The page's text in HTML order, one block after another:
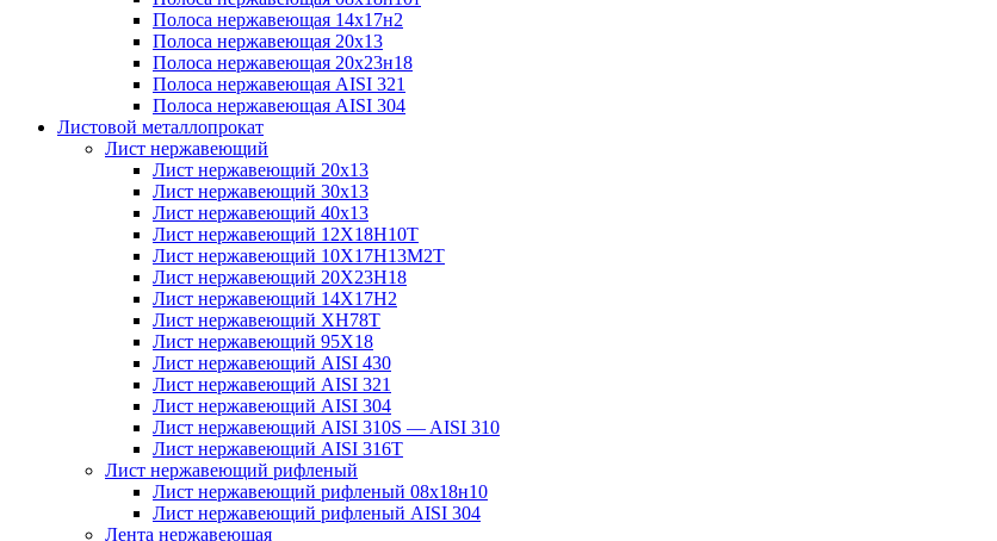
Полоса нержавеющая 14х17н2
Полоса нержавеющая 20х13
Полоса нержавеющая 20х23н18
Полоса нержавеющая AISI 321
Полоса нержавеющая AISI 304
Листовой металлопрокат
Лист нержавеющий
Лист нержавеющий 20х13
Лист нержавеющий 30х13
Лист нержавеющий 40х13
Лист нержавеющий 12Х18Н10Т
Лист нержавеющий 10Х17Н13М2T
Лист нержавеющий 20Х23Н18
Лист нержавеющий 14Х17Н2
Лист нержавеющий ХН78Т
Лист нержавеющий 95Х18
Лист нержавеющий AISI 430
Лист нержавеющий AISI 321
Лист нержавеющий AISI 304
Лист нержавеющий AISI 310S — AISI 310
Лист нержавеющий AISI 316T
Лист нержавеющий рифленый
Лист нержавеющий рифленый 08х18н10
Лист нержавеющий рифленый AISI 304
Лента нержавеющая